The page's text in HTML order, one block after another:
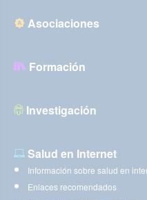
Asociaciones
Formación
Investigación
Salud en Internet
Información sobre salud en
Enlaces recomendados